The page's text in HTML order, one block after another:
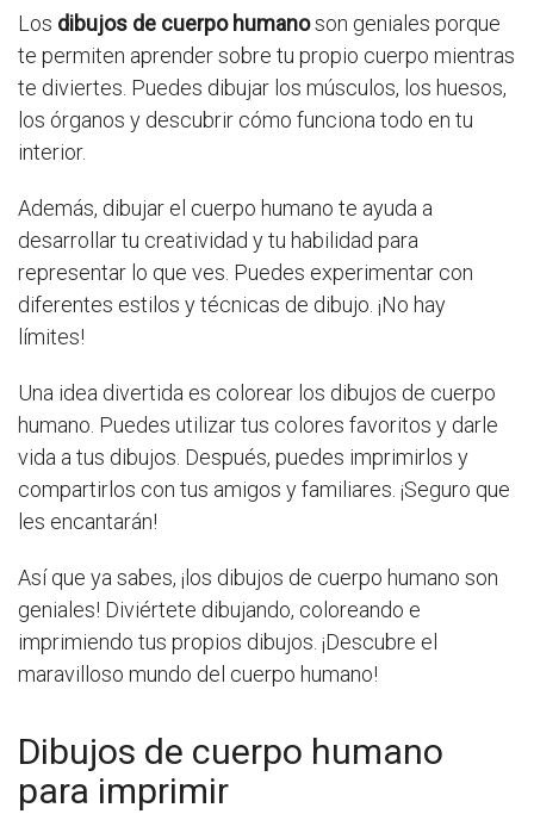
Los dibujos de cuerpo humanoson geniales porque
te permiten aprender sobre tu propio cuerpo mientras
te diviertes. Puedes dibujar los músculos, los huesos,
los órganos y descubrir cómo funciona todo en tu
interior.
Además, dibujar el cuerpo humano te ayuda a
desarrollar tu creatividad y tu habilidad para
representar lo que ves. Puedes experimentar con
diferentes estilos y técnicas de dibujo. ¡No hay
límites!
Una idea divertida es colorear los dibujos de cuerpo
humano. Puedes utilizar tus colores favoritos y darle
vida a tus dibujos. Después, puedes imprimirlos y
compartirlos con tus amigos y familiares. ¡Seguro que
les encantarán!
Así que ya sabes, ¡los dibujos de cuerpo humano son
geniales! Diviértete dibujando, coloreando e
imprimiendo tus propios dibujos. ¡Descubre el
maravilloso mundo del cuerpo humano!
Dibujos de cuerpo humano
para imprimir